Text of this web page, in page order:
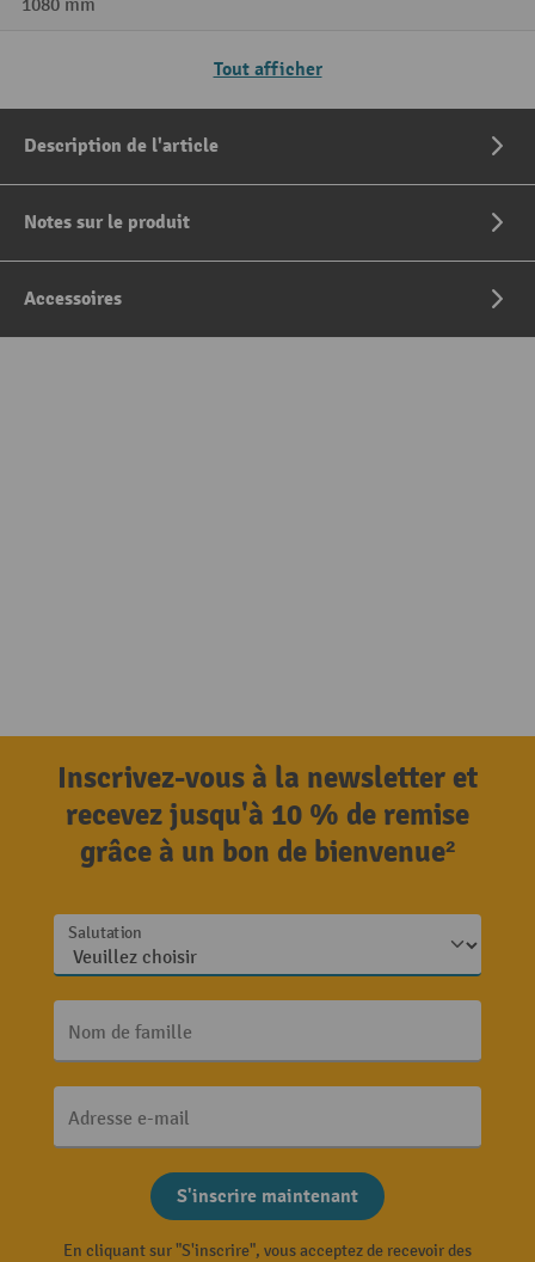
1080 mm
Tout afficher
Description de l'article
Notes sur le produit
Accessoires
Inscrivez-vous à la newsletter et
recevez jusqu'à 10 % de remise
grâce à un bon de bienvenue²
Salutation
Nom de famille
Adresse e-mail
S'inscrire maintenant
En cliquant sur "S'inscrire", vous acceptez de recevoir des